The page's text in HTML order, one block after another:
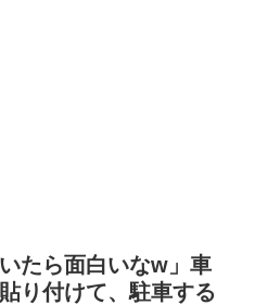
たら面白いなw」車
り付けて、駐車する